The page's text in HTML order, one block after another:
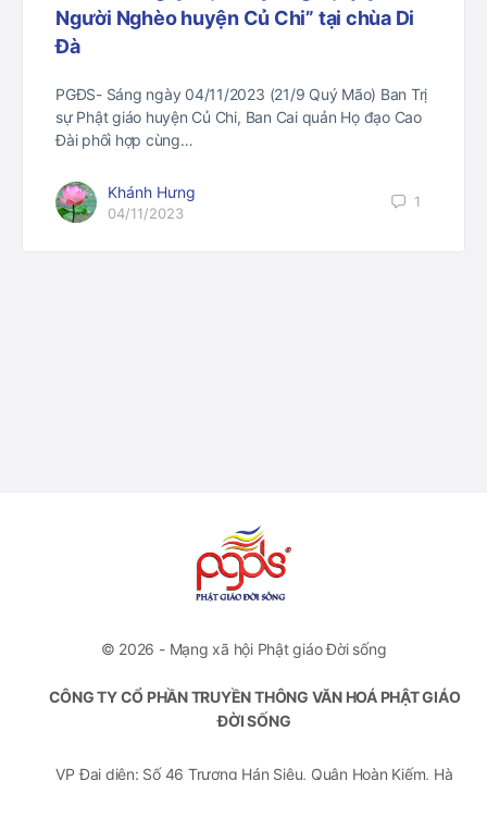
Người Nghèo huyện Củ Chi” tại chùa Di
Đà
PGĐS- Sáng ngày 04/11/2023 (21/9 Quý Mão) Ban Trị
sự Phật giáo huyện Củ Chi, Ban Cai quản Họ đạo Cao
Đài phối hợp cùng…
Khánh Hưng
04/11/2023
1
© 2026 - Mạng xã hội Phật giáo Đời sống
CÔNG TY CỔ PHẦN TRUYỀN THÔNG VĂN HOÁ PHẬT GIÁO
ĐỜI SỐNG
VP Đại diện: Số 46 Trương Hán Siêu, Quận Hoàn Kiếm, Hà